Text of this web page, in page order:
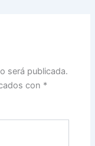
será publicada.
con *